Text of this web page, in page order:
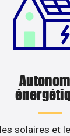
solaires et